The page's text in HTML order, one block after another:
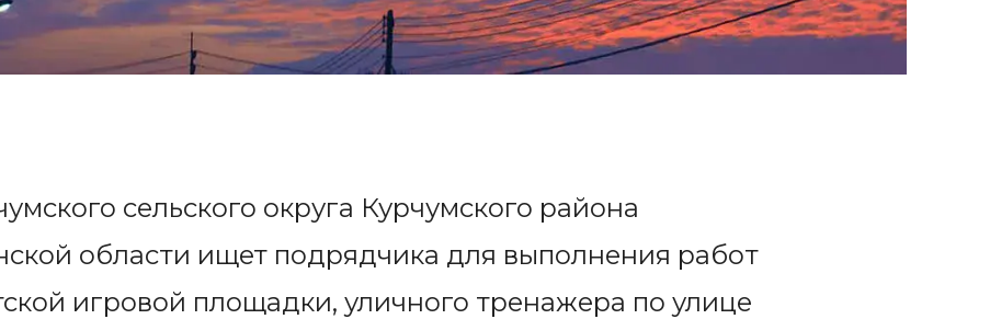
сельского округа Курчумского района
области ищет подрядчика для выполнения работ
игровой площадки, уличного тренажера по улице